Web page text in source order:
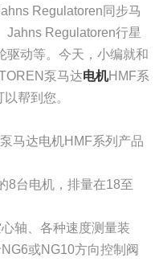
Regulatoren同步马
Jahns Regulatoren行星
驱动等。今天，小编就和
泵马达电机HMF系
帮到您。
马达电机HMF系列产品
8台电机，排量在18至
轴、各种速度测量装
或NG10方向控制阀